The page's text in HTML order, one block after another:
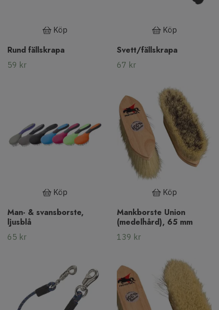
Köp
Rund fällskrapa
59 kr
Köp
Svett/fällskrapa
67 kr
Köp
Man- & svansborste,
ljusblå
65 kr
Köp
Mankborste Union
(medelhård), 65 mm
139 kr